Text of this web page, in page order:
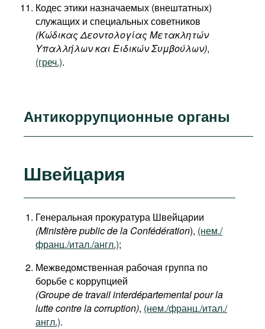
Кодес этики назначаемых (внештатных)
служащих и специальных советников
(Κώδικας Δεοντολογίας Μετακλητών
Υπαλλήλων και Ειδικών Συμβούλων),
(греч.).
Антикоррупционные органы
Швейцария
Генеральная прокуратура Швейцарии
(Ministère public de la Confédération), (нем./
франц./итал./англ.);
Межведомственная рабочая группа по
борьбе с коррупцией
(Groupe de travail interdépartemental pour la
lutte contre la corruption), (нем./франц./итал./
англ.).